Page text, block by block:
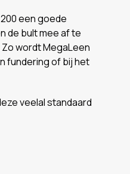
een goede
de bult mee af te
wordt MegaLeen
fundering of bij het
veelal standaard